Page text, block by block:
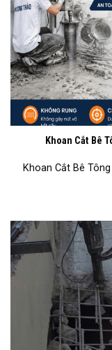
Khoan Cắt Bê
Khoan Cắt Bê